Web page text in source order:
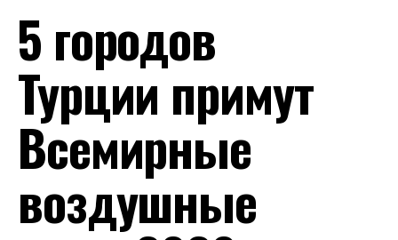
5 городов
Турции примут
Всемирные
воздушные